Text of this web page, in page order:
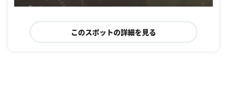
このスポットの詳細を見る